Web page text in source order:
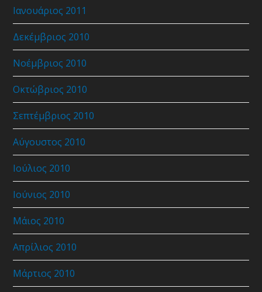
Ιανουάριος 2011
Δεκέμβριος 2010
Νοέμβριος 2010
Οκτώβριος 2010
Σεπτέμβριος 2010
Αύγουστος 2010
Ιούλιος 2010
Ιούνιος 2010
Μάιος 2010
Απρίλιος 2010
Μάρτιος 2010